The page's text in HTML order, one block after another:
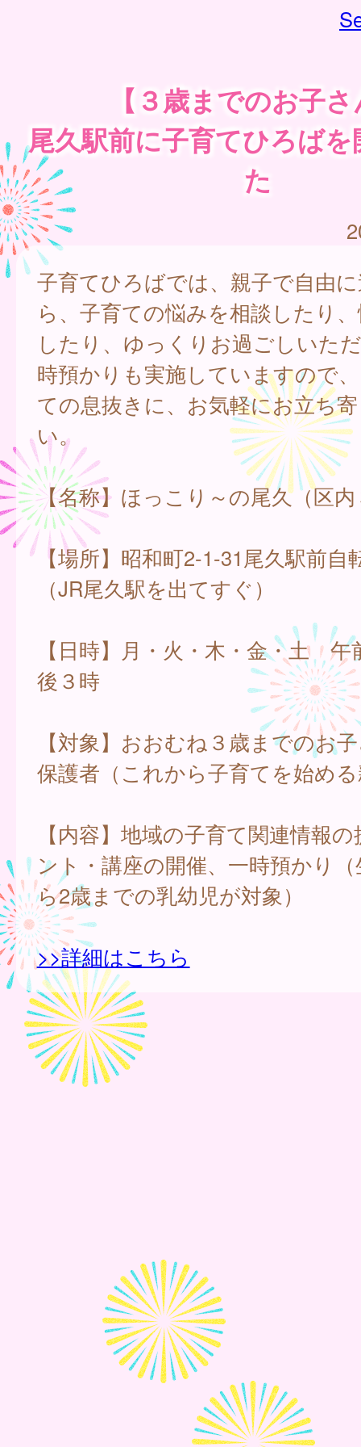
【３歳までのお子
尾久駅前に子育てひろば
た
子育てひろばでは、親子で自由
ら、子育ての悩みを相談したり
したり、ゆっくりお過ごしいた
時預かりも実施していますので
ての息抜きに、お気軽にお立ち
い。
【名称】ほっこり～の尾久（区
【場所】昭和町2-1-31尾久駅前自
（JR尾久駅を出てすぐ）
【日時】月・火・木・金・土 午
後３時
【対象】おおむね３歳までのお
保護者（これから子育てを始め
【内容】地域の子育て関連情報
ント・講座の開催、一時預かり
ら2歳までの乳幼児が対象）
>>詳細はこちら